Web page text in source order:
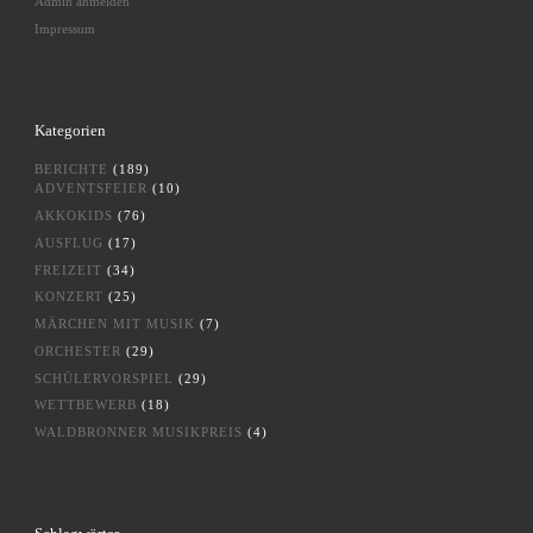
Impressum
Kategorien
BERICHTE (189)
ADVENTSFEIER (10)
AKKOKIDS (76)
AUSFLUG (17)
FREIZEIT (34)
KONZERT (25)
MÄRCHEN MIT MUSIK (7)
ORCHESTER (29)
SCHÜLERVORSPIEL (29)
WETTBEWERB (18)
WALDBRONNER MUSIKPREIS (4)